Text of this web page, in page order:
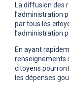
La diffusion des
l’administration
par tous les
l’administration
En ayant
renseignements
citoyens
les dépenses